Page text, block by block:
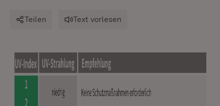
Teilen Text vorlesen